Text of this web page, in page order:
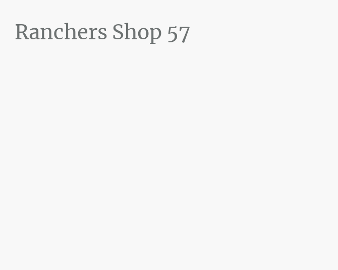
Ranchers Shop 57